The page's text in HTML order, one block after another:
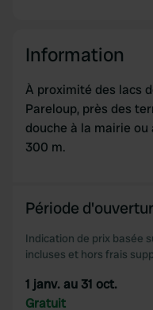
Information
À proximité des lacs
Pareloup, près des
douche à la mairie
300 m.
Période
Indication de prix basée
incluses et hors frais
1 janv. au 31 oct.
Gratuit